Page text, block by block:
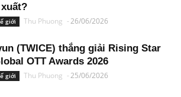
giới Thu Phuong -26/06/2026
(TWICE) thắng giải Rising Star
OTT Awards 2026
giới Thu Phuong -25/06/2026